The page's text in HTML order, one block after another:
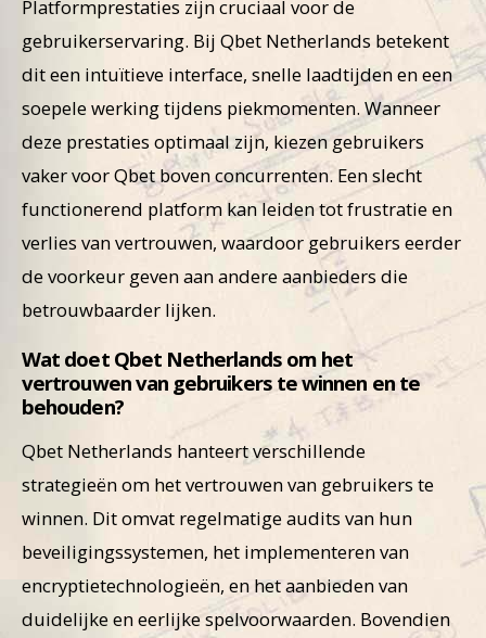
Platformprestaties zijn cruciaal voor de
gebruikerservaring. Bij Qbet Netherlands betekent
dit een intuïtieve interface, snelle laadtijden en een
soepele werking tijdens piekmomenten. Wanneer
deze prestaties optimaal zijn, kiezen gebruikers
vaker voor Qbet boven concurrenten. Een slecht
functionerend platform kan leiden tot frustratie en
verlies van vertrouwen, waardoor gebruikers eerder
de voorkeur geven aan andere aanbieders die
betrouwbaarder lijken.
Wat doet Qbet Netherlands om het
vertrouwen van gebruikers te winnen en te
behouden?
Qbet Netherlands hanteert verschillende
strategieën om het vertrouwen van gebruikers te
winnen. Dit omvat regelmatige audits van hun
beveiligingssystemen, het implementeren van
encryptietechnologieën, en het aanbieden van
duidelijke en eerlijke spelvoorwaarden. Bovendien